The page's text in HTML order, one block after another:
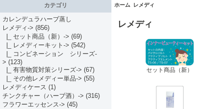
カテゴリ
カレンデュラハーブ蒸し
レメディ-> (856)
|_ セット商品（新）-> (69)
|_ レメディーキット-> (542)
|_ コンビネーション シリーズ-
> (123)
|_ 有害物質対策シリーズ-> (67)
|_ その他レメディー単品-> (55)
レメディケース (1)
チンクチャー（ハーブ酒）-> (316)
フラワーエッセンス-> (45)
ホーム レメディ
レメディ
セット商品（新）